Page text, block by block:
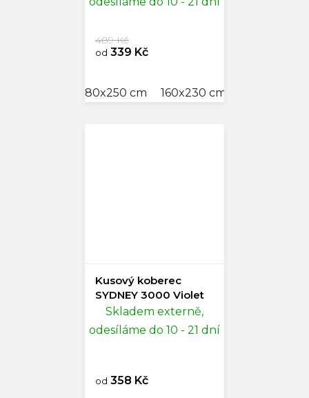
od 339 Kč
489 Kč
80x250 cm 160x230 cm
Kusový koberec
SYDNEY 3000 Violet
Skladem externě,
odesíláme do 10 - 21 dní
od 358 Kč